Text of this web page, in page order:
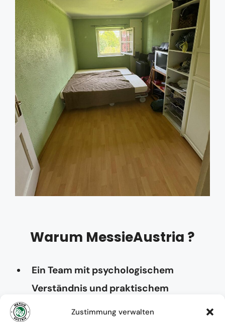
Zustimmung verwalten
Warum MessieAustria ?
Ein Team mit psychologischem
Verständnis und praktischem
Know-how